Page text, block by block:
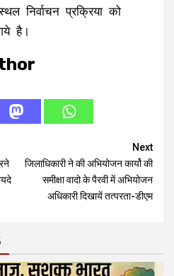
निर्वाचन प्रक्रिया को
है।
Next
जिलाधिकारी ने की अभियोजन कार्यो की
समीक्षा वादो के पैरवी में अभियोजन
अधिकारी दिखायें तत्परता-डीएम